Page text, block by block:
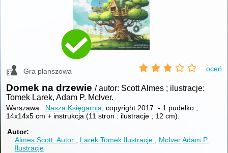
Gra planszowa oceń
Domek na drzewie / autor: Scott Almes ; ilustracje:
Tomek Larek, Adam P. Mclver.
Warszawa : Nasza Księgarnia , copyright 2017. - 1 pudełko ;
14x14x5 cm + instrukcja (11 stron : ilustracje ; 12 cm).
Autor
Almes Scott. Autor Larek Tomek Ilustracje
McIver Adam P.
Ilustracje